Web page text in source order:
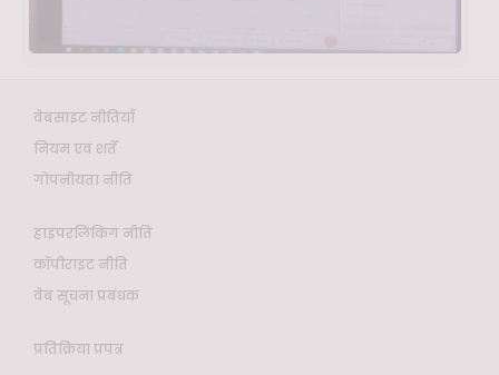
वेबसाइट नीतियाँ
नियम एवं शर्तें
गोपनीयता नीति
हाइपरलिंकिंग नीति
कॉपीराइट नीति
वेब सूचना प्रबंधक
प्रतिक्रिया प्रपत्र